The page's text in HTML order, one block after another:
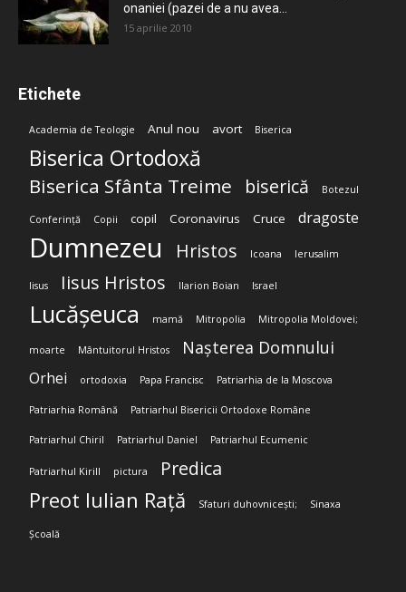
onaniei (pazei de a nu avea...
15 aprilie 2010
Etichete
Academia de Teologie Anul nou avort Biserica
Biserica Ortodoxă
Biserica Sfânta Treime biserică Botezul
Conferință Copii copil Coronavirus Cruce dragoste
Dumnezeu Hristos Icoana Ierusalim
Iisus Iisus Hristos Ilarion Boian Israel
Lucășeuca mamă Mitropolia Mitropolia Moldovei;
moarte Mântuitorul Hristos Nașterea Domnului
Orhei ortodoxia Papa Francisc Patriarhia de la Moscova
Patriarhia Română Patriarhul Bisericii Ortodoxe Române
Patriarhul Chiril Patriarhul Daniel Patriarhul Ecumenic
Patriarhul Kirill pictura Predica
Preot Iulian Rață Sfaturi duhovnicești; Sinaxa
Școală